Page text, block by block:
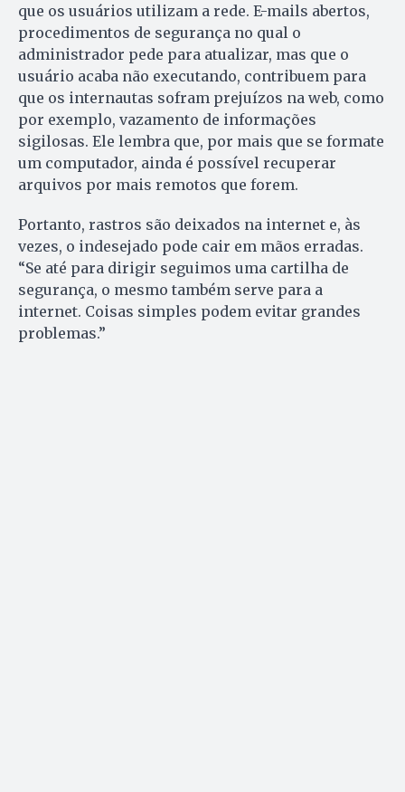
que os usuários utilizam a rede. E-mails abertos,
procedimentos de segurança no qual o
administrador pede para atualizar, mas que o
usuário acaba não executando, contribuem para
que os internautas sofram prejuízos na web, como
por exemplo, vazamento de informações
sigilosas. Ele lembra que, por mais que se formate
um computador, ainda é possível recuperar
arquivos por mais remotos que forem.
Portanto, rastros são deixados na internet e, às
vezes, o indesejado pode cair em mãos erradas.
“Se até para dirigir seguimos uma cartilha de
segurança, o mesmo também serve para a
internet. Coisas simples podem evitar grandes
problemas.”